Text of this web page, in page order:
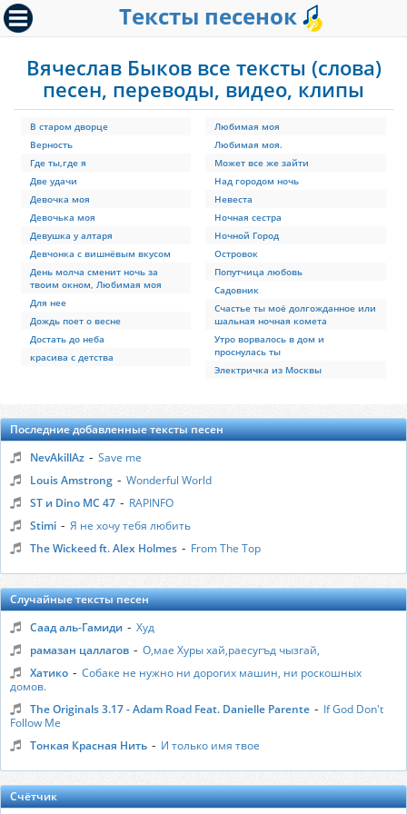
Тексты песенок
Вячеслав Быков все тексты (слова)
песен, переводы, видео, клипы
В старом дворце
Верность
Где ты,где я
Две удачи
Девочка моя
Девочька моя
Девушка у алтаря
Девчонка с вишнёвым вкусом
День молча сменит ночь за
твоим окном, Любимая моя
Для нее
Дождь поет о весне
Достать до неба
красива с детства
Любимая моя
Любимая моя.
Может все же зайти
Над городом ночь
Невеста
Ночная сестра
Ночной Город
Островок
Попутчица любовь
Садовник
Счастье ты моё долгожданное или
шальная ночная комета
Утро ворвалось в дом и
проснулась ты
Электричка из Москвы
Последние добавленные тексты песен
NevAkillAz - Save me
Louis Amstrong - Wonderful World
ST и Dino MC 47 - RAPINFO
Stimi - Я не хочу тебя любить
The Wickeed ft. Alex Holmes - From The Top
Случайные тексты песен
Саад аль-Гамиди - Худ
рамазан цаллагов - О,мае Хуры хай,раесугъд чызгай,
Хатико - Собаке не нужно ни дорогих машин, ни роскошных
домов.
The Originals 3.17 - Adam Road Feat. Danielle Parente - If God Don't
Follow Me
Тонкая Красная Нить - И только имя твое
Счётчик